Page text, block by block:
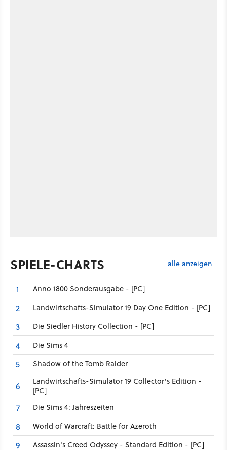
SPIELE-CHARTS alle anzeigen
1 Anno 1800 Sonderausgabe - [PC]
2 Landwirtschafts-Simulator 19 Day One Edition - [PC]
3 Die Siedler History Collection - [PC]
4 Die Sims 4
5 Shadow of the Tomb Raider
6
Landwirtschafts-Simulator 19 Collector's Edition -
[PC]
7 Die Sims 4: Jahreszeiten
8 World of Warcraft: Battle for Azeroth
9 Assassin's Creed Odyssey - Standard Edition - [PC]